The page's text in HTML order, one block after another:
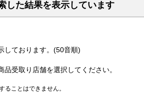
した結果を表示しています
しております。(50音順)
受取り店舗を選択してください。
ることはできません。